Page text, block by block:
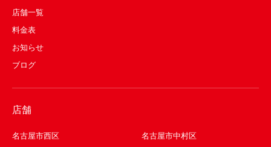
店舗一覧
料金表
お知らせ
ブログ
店舗
名古屋市西区
名古屋市中村区